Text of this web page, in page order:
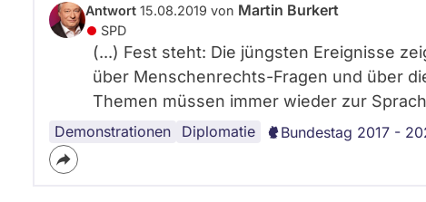
Antwort 15.08.2019 von Martin Burkert
SPD
(...) Fest steht: Die jüngsten Ereignisse
über Menschenrechts-Fragen und über
Themen müssen immer wieder zur
Demonstrationen Diplomatie
Internationales Bundestag 2017 -